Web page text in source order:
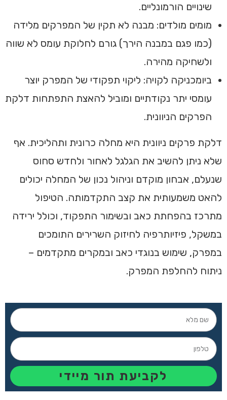
שינויים הורמונליים.
מומים מולדים: מבנה לא תקין של המפרקים מלידה
(כמו פגם במבנה הירך) גורם לחלוקת עומס לא שווה
ולשחיקה מהירה.
ביומכניקה לקויה: ליקוי תפקודי של המפרק יוצר
עומסי יתר נקודתיים ומוביל להאצת התפתחות דלקת
הפרקים הניוונית.
דלקת פרקים ניוונית היא מחלה כרונית ותהליכית. אף
שלא ניתן להשיב את הגלגל לאחור ולחדש סחוס
שנעלם, אבחון מוקדם וניהול נכון של המחלה יכולים
להאט משמעותית את קצב התקדמותה. הטיפול
מתרכז בהפחתת כאב ובשימור התפקוד, וכולל ירידה
במשקל, פיזיותרפיה לחיזוק השרירים התומכים
במפרק, שימוש בנוגדי כאב ובמקרים מתקדמים –
ניתוח להחלפת המפרק.
לקביעת תור מיידי